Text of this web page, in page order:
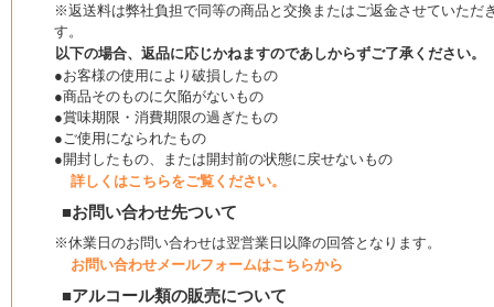
※返送料は弊社負担で同等の商品と交換またはご返金させていただ
す。
以下の場合、返品に応じかねますのであしからずご了承ください。
●お客様の使用により破損したもの
●商品そのものに欠陥がないもの
●賞味期限・消費期限の過ぎたもの
●ご使用になられたもの
●開封したもの、または開封前の状態に戻せないもの
詳しくはこちらをご覧ください。
■お問い合わせ先ついて
※休業日のお問い合わせは翌営業日以降の回答となります。
お問い合わせメールフォームはこちらから
■アルコール類の販売について